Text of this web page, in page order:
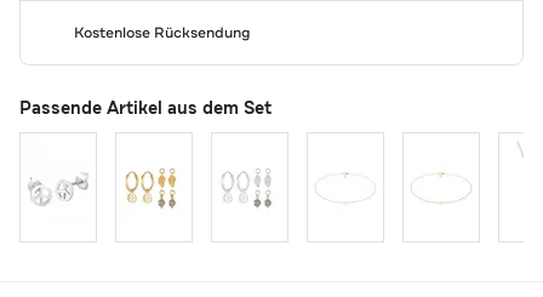
Kostenlose Rücksendung
Passende Artikel aus dem Set